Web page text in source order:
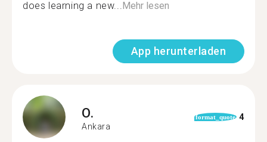
does learning a new...Mehr lesen
App herunterladen
O.
Ankara
format_quote 4